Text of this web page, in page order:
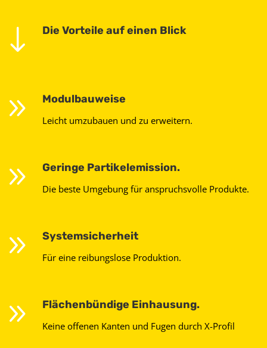
" Die Vorteile auf einen Blick
9 Modulbauweise
Leicht umzubauen und zu erweitern.
9 Geringe Partikelemission.
Die beste Umgebung für anspruchsvolle Produkte.
9 Systemsicherheit
Für eine reibungslose Produktion.
9 Flächenbündige Einhausung.
Keine offenen Kanten und Fugen durch X-Profil